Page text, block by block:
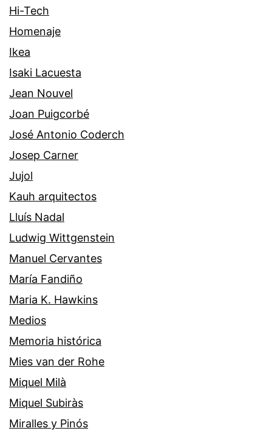
Hi-Tech
Homenaje
Ikea
Isaki Lacuesta
Jean Nouvel
Joan Puigcorbé
José Antonio Coderch
Josep Carner
Jujol
Kauh arquitectos
Lluís Nadal
Ludwig Wittgenstein
Manuel Cervantes
María Fandiño
Maria K. Hawkins
Medios
Memoria histórica
Mies van der Rohe
Miquel Milà
Miquel Subiràs
Miralles y Pinós